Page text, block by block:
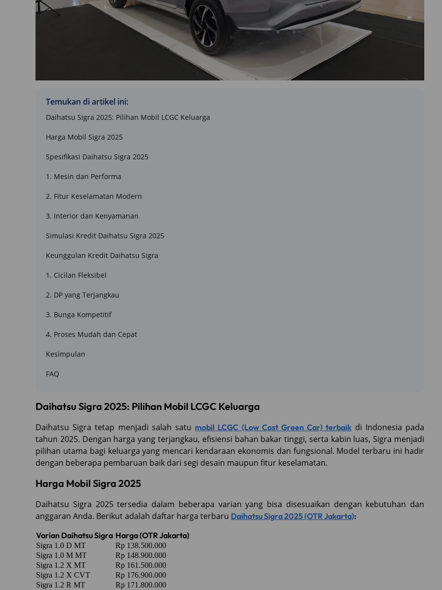
Temukan di artikel ini:
Daihatsu Sigra 2025: Pilihan Mobil LCGC Keluarga
Harga Mobil Sigra 2025
Spesifikasi Daihatsu Sigra 2025
1. Mesin dan Performa
2. Fitur Keselamatan Modern
3. Interior dan Kenyamanan
Simulasi Kredit Daihatsu Sigra 2025
Keunggulan Kredit Daihatsu Sigra
1. Cicilan Fleksibel
2. DP yang Terjangkau
3. Bunga Kompetitif
4. Proses Mudah dan Cepat
Kesimpulan
FAQ
Daihatsu Sigra 2025: Pilihan Mobil LCGC Keluarga
Daihatsu Sigra tetap menjadi salah satu mobil LCGC (Low Cost Green Car) terbaik di Indonesia pada
tahun 2025. Dengan harga yang terjangkau, efisiensi bahan bakar tinggi, serta kabin luas, Sigra menjadi
pilihan utama bagi keluarga yang mencari kendaraan ekonomis dan fungsional. Model terbaru ini hadir
dengan beberapa pembaruan baik dari segi desain maupun fitur keselamatan.
Harga Mobil Sigra 2025
Daihatsu Sigra 2025 tersedia dalam beberapa varian yang bisa disesuaikan dengan kebutuhan dan
anggaran Anda. Berikut adalah daftar harga terbaru Daihatsu Sigra 2025 (OTR Jakarta):
Varian Daihatsu Sigra Harga (OTR Jakarta)
Sigra 1.0 D MT
Rp 138.500.000
Sigra 1.0 M MT
Rp 148.900.000
Sigra 1.2 X MT
Rp 161.500.000
Sigra 1.2 X CVT
Rp 176.900.000
Sigra 1.2 R MT
Rp 171.800.000